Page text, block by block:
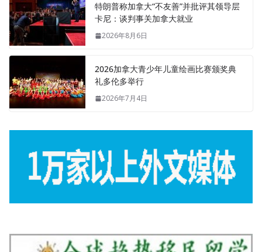
特朗普称加拿大“不友善”并批评其领导层
卡尼：谈判事关加拿大就业
2026年8月6日
2026加拿大青少年儿童绘画比赛颁奖典
礼多伦多举行
2026年7月4日